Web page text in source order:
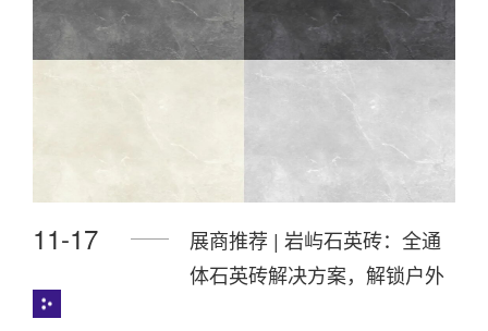
11-17
展商推荐 | 岩屿石英砖：全通
体石英砖解决方案，解锁户外